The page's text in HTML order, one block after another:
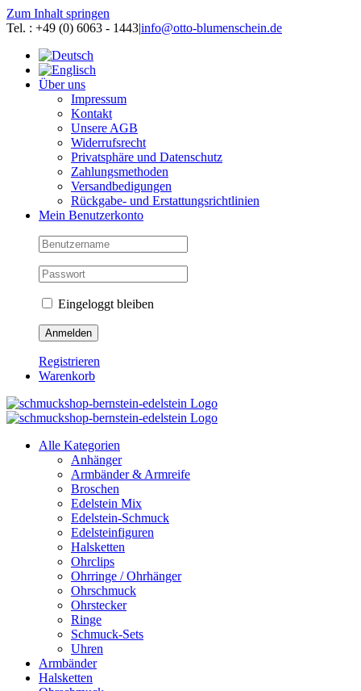
Zum Inhalt springen
Tel. : +49 (0) 6063 - 1443|info@otto-blumenschein.de
Über uns
Impressum
Kontakt
Unsere AGB
Widerrufsrecht
Privatsphäre und Datenschutz
Zahlungsmethoden
Versandbedigungen
Rückgabe- und Erstattungsrichtlinien
Mein Benutzerkonto
Eingeloggt bleiben
Registrieren
Warenkorb
Alle Kategorien
Anhänger
Armbänder & Armreife
Broschen
Edelstein Mix
Edelstein-Schmuck
Edelsteinfiguren
Halsketten
Ohrclips
Ohrringe / Ohrhänger
Ohrschmuck
Ohrstecker
Ringe
Schmuck-Sets
Uhren
Armbänder
Halsketten